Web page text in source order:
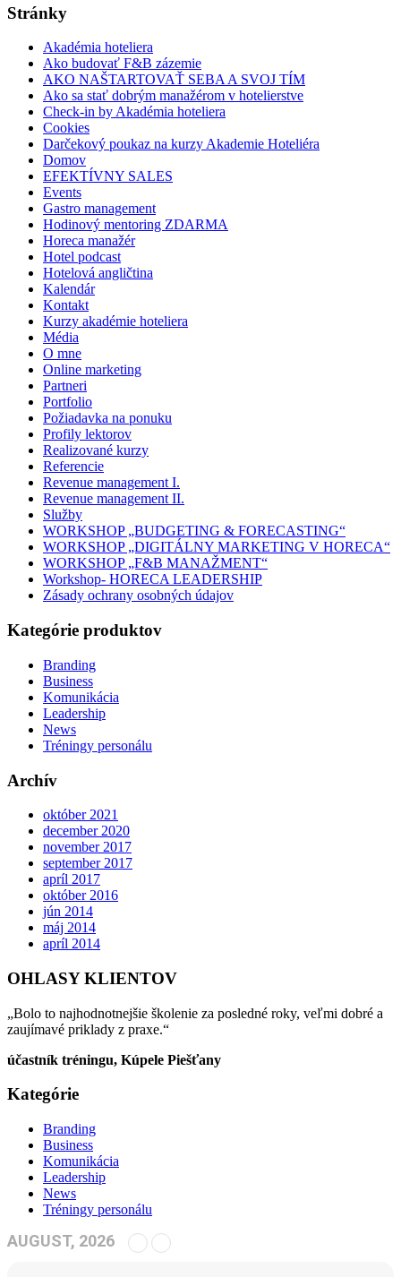
Stránky
Akadémia hoteliera
Ako budovať F&B zázemie
AKO NAŠTARTOVAŤ SEBA A SVOJ TÍM
Ako sa stať dobrým manažérom v hotelierstve
Check-in by Akadémia hoteliera
Cookies
Darčekový poukaz na kurzy Akademie Hoteliéra
Domov
EFEKTÍVNY SALES
Events
Gastro management
Hodinový mentoring ZDARMA
Horeca manažér
Hotel podcast
Hotelová angličtina
Kalendár
Kontakt
Kurzy akadémie hoteliera
Média
O mne
Online marketing
Partneri
Portfolio
Požiadavka na ponuku
Profily lektorov
Realizované kurzy
Referencie
Revenue management I.
Revenue management II.
Služby
WORKSHOP „BUDGETING & FORECASTING“
WORKSHOP „DIGITÁLNY MARKETING V HORECA“
WORKSHOP „F&B MANAŽMENT“
Workshop- HORECA LEADERSHIP
Zásady ochrany osobných údajov
Kategórie produktov
Branding
Business
Komunikácia
Leadership
News
Tréningy personálu
Archív
október 2021
december 2020
november 2017
september 2017
apríl 2017
október 2016
jún 2014
máj 2014
apríl 2014
OHLASY KLIENTOV
„Bolo to najhodnotnejšie školenie za posledné roky, veľmi dobré a
zaujímavé priklady z praxe.“
účastník tréningu, Kúpele Piešťany
Kategórie
Branding
Business
Komunikácia
Leadership
News
Tréningy personálu
AUGUST, 2026